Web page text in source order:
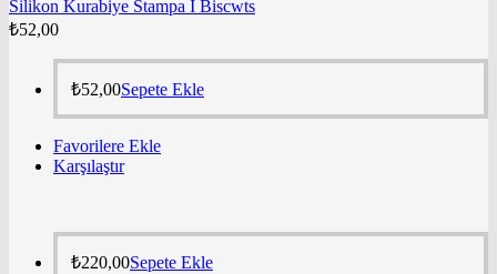
Silikon Kurabiye Stampa I Biscwts
₺52,00
₺52,00Sepete Ekle
Favorilere Ekle
Karşılaştır
₺220,00Sepete Ekle